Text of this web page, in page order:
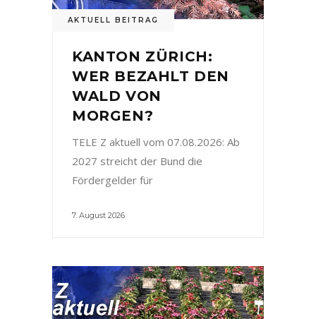
AKTUELL BEITRAG
KANTON ZÜRICH:
WER BEZAHLT DEN
WALD VON
MORGEN?
TELE Z aktuell vom 07.08.2026: Ab
2027 streicht der Bund die
Fördergelder für
7. August 2026